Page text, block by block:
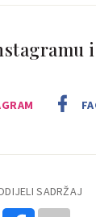
SADRŽAJ